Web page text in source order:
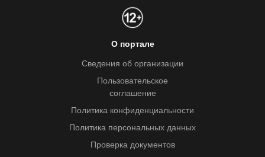
О портале
Сведения об организации
Пользовательское
соглашение
Политика конфиденциальности
Политика персональных данных
Проверка документов